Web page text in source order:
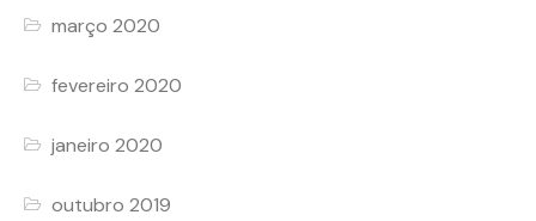
março 2020
fevereiro 2020
janeiro 2020
outubro 2019